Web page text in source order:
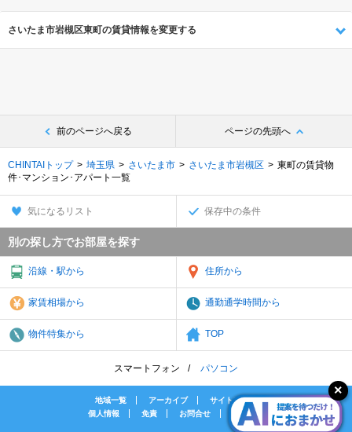
さいたま市岩槻区東町の賃貸情報を変更する
前のページへ戻る ページの先頭へ
CHINTAIトップ 埼玉県 さいたま市 さいたま市岩槻区
東町の賃貸物
件･マンション･アパート一覧
気になるリスト 保存中の条件
別の探し方でお部屋を探す
沿線・駅から 住所から
家賃相場から 通勤通学時間から
物件特集から TOP
スマートフォン パソコン
地域一覧 アーカイブ
サイトマップ
個人情報
免責 お問合せ 会社案内